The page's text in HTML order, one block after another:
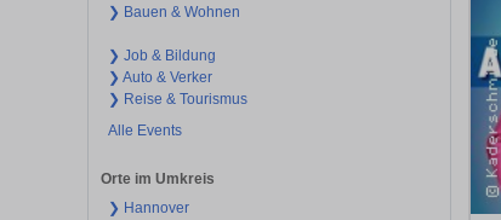
❯ Bauen & Wohnen
❯ Job & Bildung
❯ Auto & Verker
❯ Reise & Tourismus
Alle Events
Orte im Umkreis
❯ Hannover